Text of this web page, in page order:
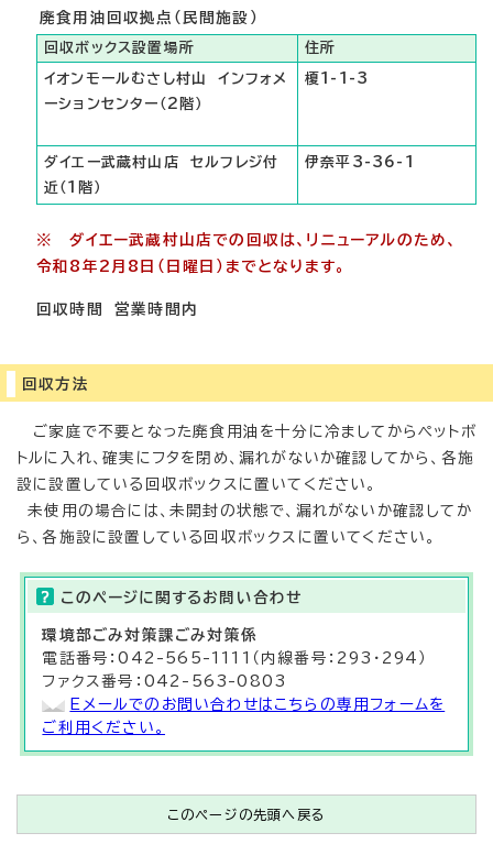
廃食用油回収拠点（民間施設）
回収ボックス設置場所 住所
イオンモールむさし村山 インフォメ
ーションセンター（2階）
榎1-1-3
ダイエー武蔵村山店 セルフレジ付
近（1階）
伊奈平3-36-1
※ ダイエー武蔵村山店での回収は、リニューアルのため、
令和8年2月8日（日曜日）までとなります。
回収時間 営業時間内
回収方法
ご家庭で不要となった廃食用油を十分に冷ましてからペットボ
トルに入れ、確実にフタを閉め、漏れがないか確認してから、各施
設に設置している回収ボックスに置いてください。
未使用の場合には、未開封の状態で、漏れがないか確認してか
ら、各施設に設置している回収ボックスに置いてください。
このページに関する お問い合わせ
環境部ごみ対策課 ごみ対策係
電話番号：042-565-1111（内線番号：293・294）
ファクス番号：042-563-0803
Eメールでのお問い合わせはこちらの専用フォームを
ご利用ください。
このページの先頭へ戻る